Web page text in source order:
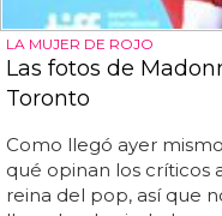
LA MUJER DE ROJO
Las fotos de
Toronto
Como llegó ayer
qué opinan los críticos
reina del pop, así que